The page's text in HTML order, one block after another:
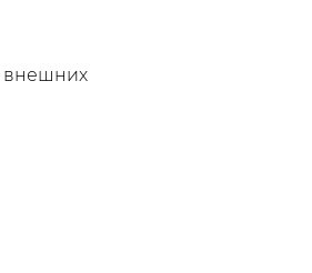
внешних